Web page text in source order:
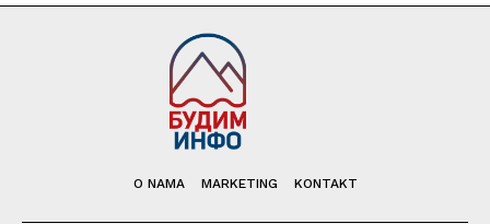
O NAMA MARKETING KONTAKT